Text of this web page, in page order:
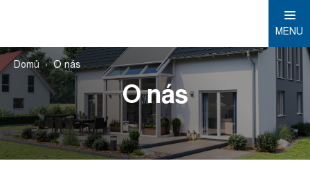
MENU
Domů O nás
O nás